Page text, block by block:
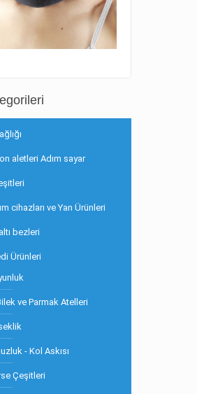
aletleri Adım sayar
cihazları ve Yan Ürünleri
bezleri
Ürünleri
ve Parmak Atelleri
- Kol Askısı
Çeşitleri